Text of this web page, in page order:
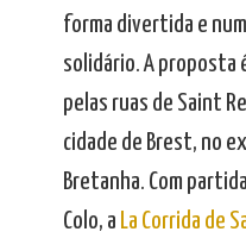
forma divertida e
solidário. A proposta
pelas ruas de Saint
cidade de Brest, no
Bretanha. Com
Colo, a La Corrida de